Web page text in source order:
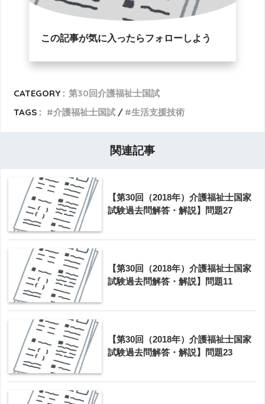
この記事が気に入ったらフォローしよう
CATEGORY : 第30回介護福祉士国試
TAGS :
介護福祉士国試 生活支援技術
関連記事
【第30回（2018年）介護福祉士国家
試験過去問解答・解説】問題27
【第30回（2018年）介護福祉士国家
試験過去問解答・解説】問題11
【第30回（2018年）介護福祉士国家
試験過去問解答・解説】問題23